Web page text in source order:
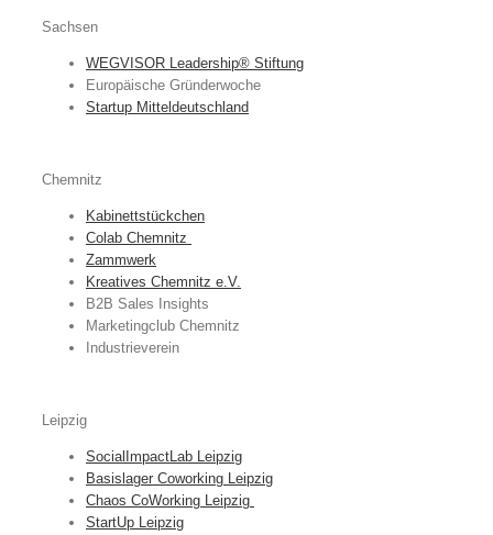
Sachsen
WEGVISOR Leadership® Stiftung
Europäische Gründerwoche
Startup Mitteldeutschland
Chemnitz
Kabinettstückchen
Colab Chemnitz
Zammwerk
Kreatives Chemnitz e.V.
B2B Sales Insights
Marketingclub Chemnitz
Industrieverein
Leipzig
SocialImpactLab Leipzig
Basislager Coworking Leipzig
Chaos CoWorking Leipzig
StartUp Leipzig